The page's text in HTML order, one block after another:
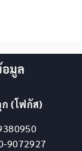
มูล
(โฟกัส)
9072927